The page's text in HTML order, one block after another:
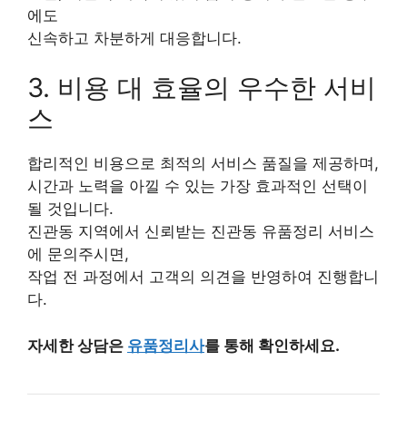
에도
신속하고 차분하게 대응합니다.
3. 비용 대 효율의 우수한 서비
스
합리적인 비용으로 최적의 서비스 품질을 제공하며,
시간과 노력을 아낄 수 있는 가장 효과적인 선택이
될 것입니다.
진관동 지역에서 신뢰받는 진관동 유품정리 서비스
에 문의주시면,
작업 전 과정에서 고객의 의견을 반영하여 진행합니
다.
자세한 상담은 유품정리사를 통해 확인하세요.